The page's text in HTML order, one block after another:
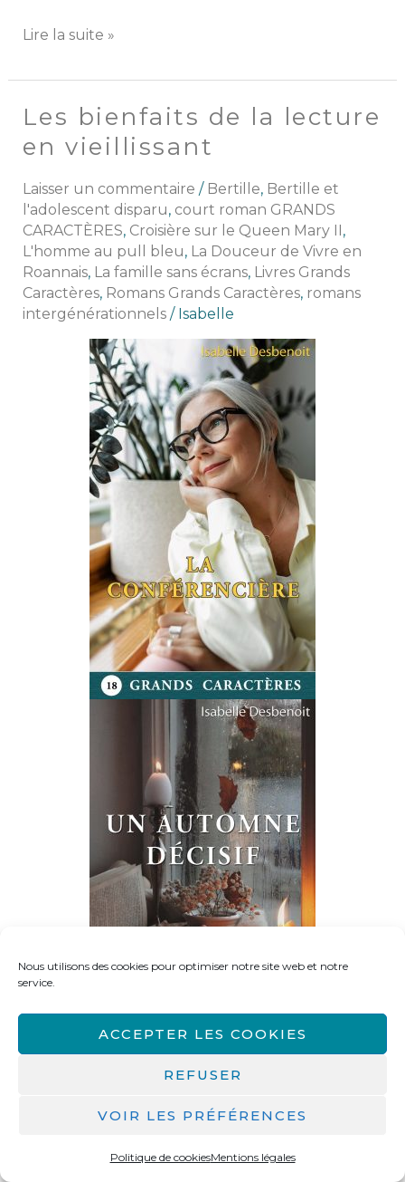
Nous utilisons des cookies pour optimiser notre site web et notre
service.
ACCEPTER LES COOKIES
REFUSER
VOIR LES PRÉFÉRENCES
Politique de cookiesMentions légales
Lire la suite »
Les bienfaits de la lecture
en vieillissant
Laisser un commentaire / Bertille, Bertille et
l'adolescent disparu, court roman GRANDS
CARACTÈRES, Croisière sur le Queen Mary II ,
L'homme au pull bleu, La Douceur de Vivre en
Roannais, La famille sans écrans, Livres Grands
Caractères, Romans Grands Caractères, romans
intergénérationnels/ Isabelle
Les effets généraux de la
lecture
Les
de
la
lecture
en
vieillissant